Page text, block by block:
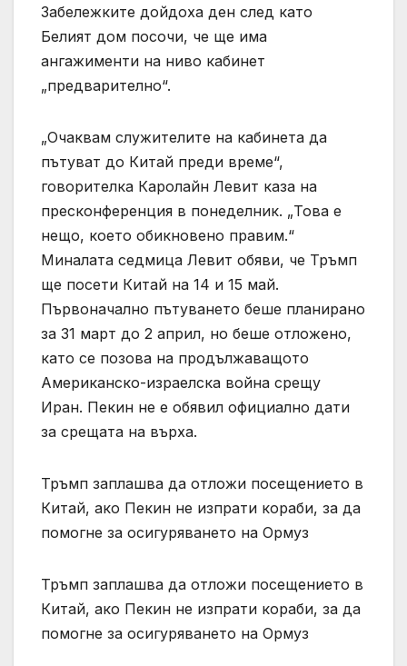
Забележките дойдоха ден след като
Белият дом посочи, че ще има
ангажименти на ниво кабинет
„предварително“.
„Очаквам служителите на кабинета да
пътуват до Китай преди време“,
говорителка Каролайн Левит каза на
пресконференция в понеделник. „Това е
нещо, което обикновено правим.“
Миналата седмица Левит обяви, че Тръмп
ще посети Китай на 14 и 15 май.
Първоначално пътуването беше планирано
за 31 март до 2 април, но беше отложено,
като се позова на продължаващото
Американско-израелска война срещу
Иран. Пекин не е обявил официално дати
за срещата на върха.
Тръмп заплашва да отложи посещението в
Китай, ако Пекин не изпрати кораби, за да
помогне за осигуряването на Ормуз
Тръмп заплашва да отложи посещението в
Китай, ако Пекин не изпрати кораби, за да
помогне за осигуряването на Ормуз